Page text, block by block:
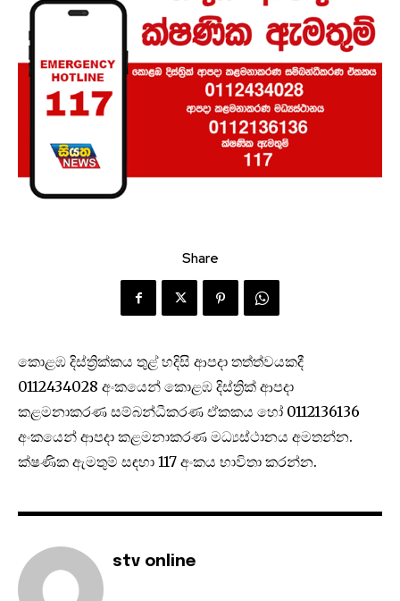
Share
කොළඹ දිස්ත්‍රික්කය තුළ් හදිසි ආපදා තත්ත්වයකදී
0112434028 අංකයෙන් කොළඹ දිස්ත්‍රික් ආපදා
කළමනාකරණ සම්බන්ධීකරණ ඒකකය හෝ 0112136136
අංකයෙන් ආපදා කළමනාකරණ මධ්‍යස්ථානය අමතන්න.
ක්ෂණික ඇමතුම් සඳහා 117 අංකය භාවිතා කරන්න.
stv online